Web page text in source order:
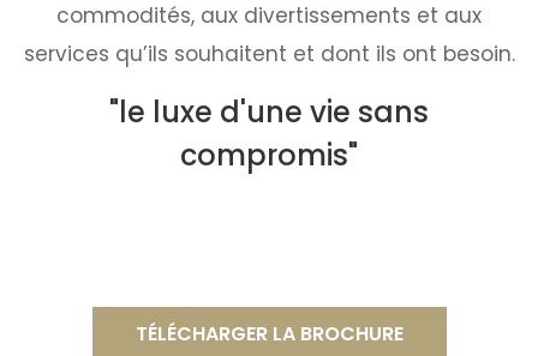
commodités, aux divertissements et aux
services qu’ils souhaitent et dont ils ont besoin.
"le luxe d'une vie sans
compromis"
TÉLÉCHARGER LA BROCHURE